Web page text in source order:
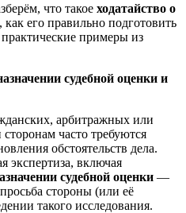
что такое ходатайство о
, как его правильно подготовить
примеры из
судебной оценки и
арбитражных или
часто требуются
обстоятельств дела.
экспертиза, включая
судебной оценки —
стороны (или её
такого исследования.